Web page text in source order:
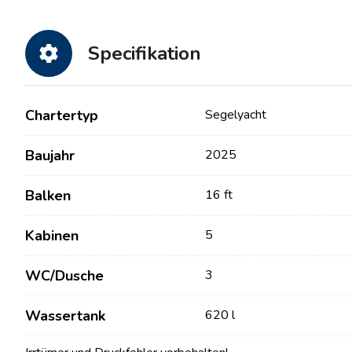
Specifikation
Chartertyp Segelyacht
Baujahr 2025
Balken 16 ft
Kabinen 5
WC/Dusche 3
Wassertank 620 l
Kontakt
Über uns
Häufig gestellte Fragen
Unsere Flotte
Motorboote
Katamarane